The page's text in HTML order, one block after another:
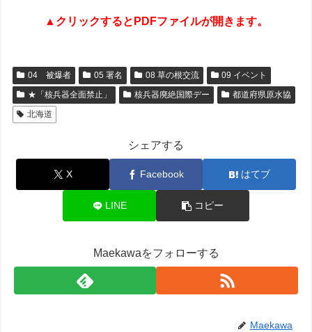
▲クリックするとPDFファイルが開きます。
04 被爆者 05 署名 08 草の根交流
09 イベント
★「核兵器全面禁止」
核兵器廃絶国際デー
都道府県原水協
北海道
シェアする
X Facebook はてブ
LINE コピー
Maekawaをフォローする
Maekawa